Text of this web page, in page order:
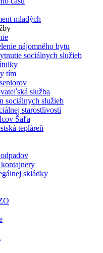
mladých
nájomného bytu
sociálnych služieb
tím
služba
sociálnych služieb
starostlivosti
Šaľa
tepláreň
skládky